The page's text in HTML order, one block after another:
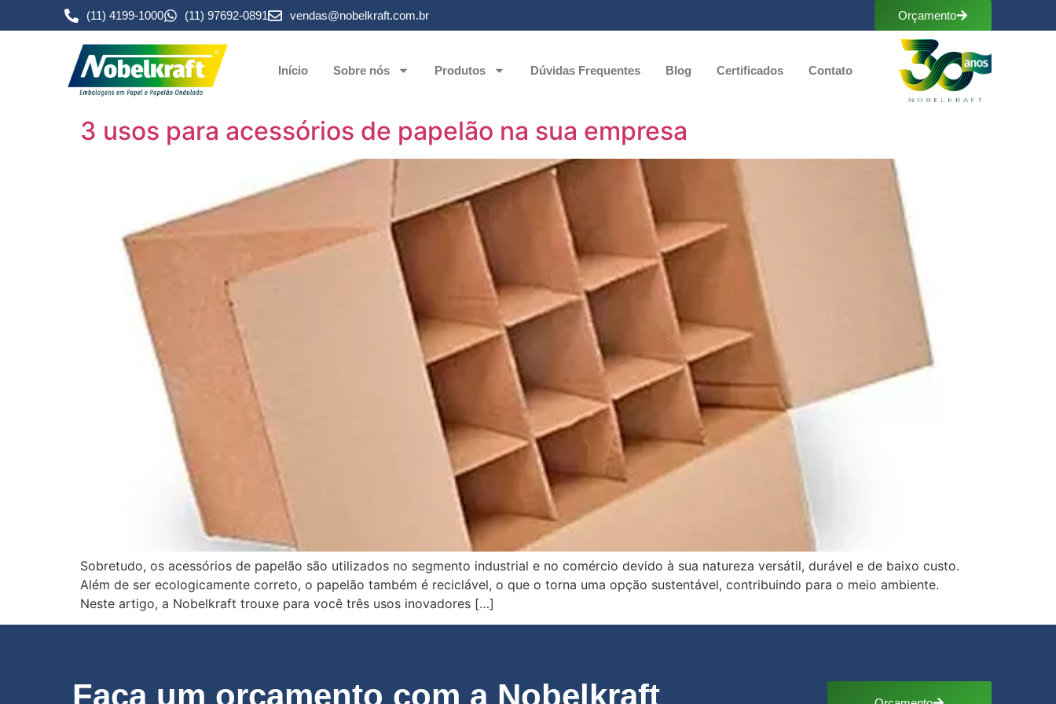
(11) 4199-1000 (11) 97692-0891 vendas@nobelkraft.com.br Orçamento
Início Sobre nós Produtos Dúvidas Frequentes Blog Certificados Contato
3 usos para acessórios de papelão na sua empresa
Sobretudo, os acessórios de papelão são utilizados no segmento industrial e no comércio devido à sua natureza versátil, durável e de baixo custo.
Além de ser ecologicamente correto, o papelão também é reciclável, o que o torna uma opção sustentável, contribuindo para o meio ambiente.
Neste artigo, a Nobelkraft trouxe para você três usos inovadores […]
Faça um orçamento com a Nobelkraft